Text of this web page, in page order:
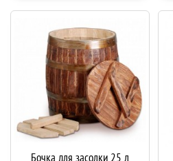
Бочка для засолки 25 л